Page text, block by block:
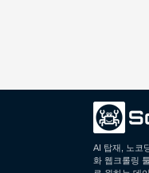
AI 탑재, 노코
화 웹크롤링